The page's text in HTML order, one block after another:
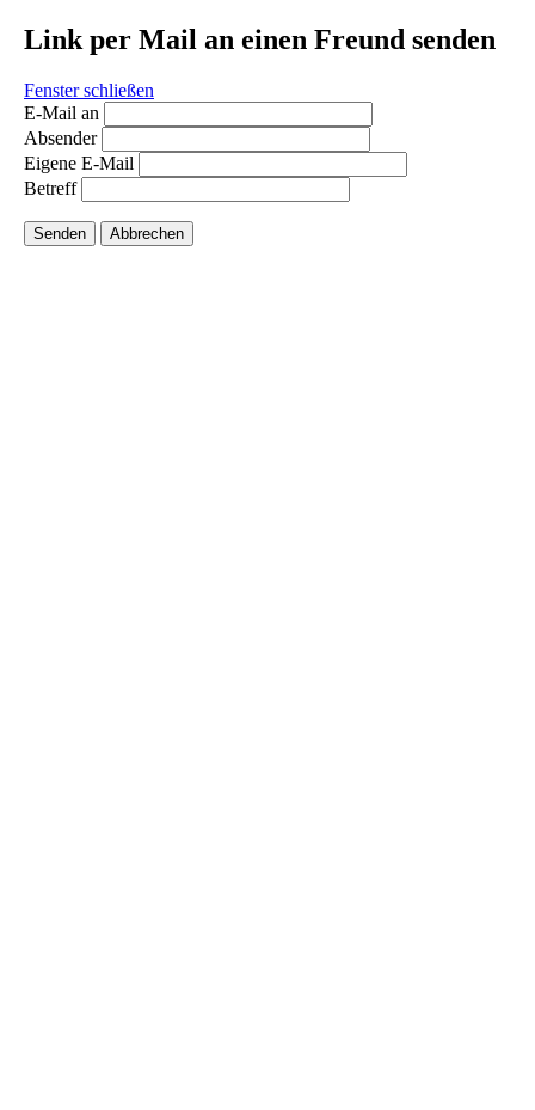
Link per Mail an einen Freund senden
Fenster schließen
E-Mail an
Absender
Eigene E-Mail
Betreff
Senden Abbrechen